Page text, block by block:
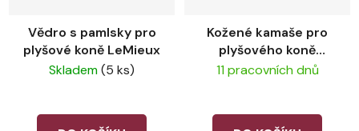
Vědro s pamlsky pro
plyšové koně LeMieux
Skladem(5 ks)
Kožené kamaše pro
plyšového koně
LeMieux Brown
11 pracovních dnů